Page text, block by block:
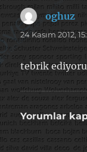
oghuz
24 Kasım 2012,
tebrik
Yorumlar